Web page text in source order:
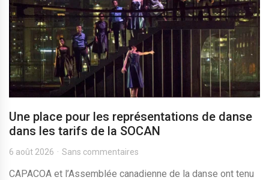
Une place pour les représentations de danse
dans les tarifs de la SOCAN
6 août 2026 Sans commentaires
CAPACOA et l’Assemblée canadienne de la danse ont tenu